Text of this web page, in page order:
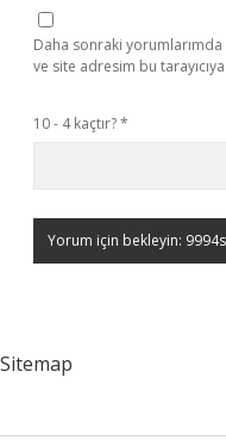
Daha sonraki yorumlarımda
ve site adresim bu
10 - 4 kaçtır?*
Sitemap